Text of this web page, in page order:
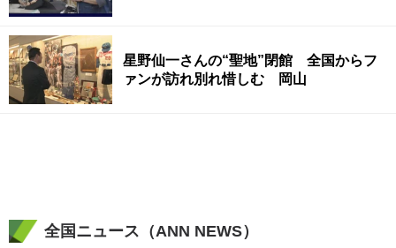
星野仙一さんの“聖地”閉館 全国からフ
ァンが訪れ別れ惜しむ 岡山
全国ニュース（ANN NEWS）